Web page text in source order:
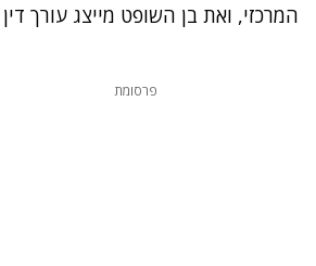
המרכזי, ואת בן השופט מייצג עורך
פרסומת